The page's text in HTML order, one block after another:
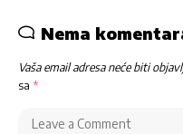
Nema
Vaša email adresa neće biti
sa *